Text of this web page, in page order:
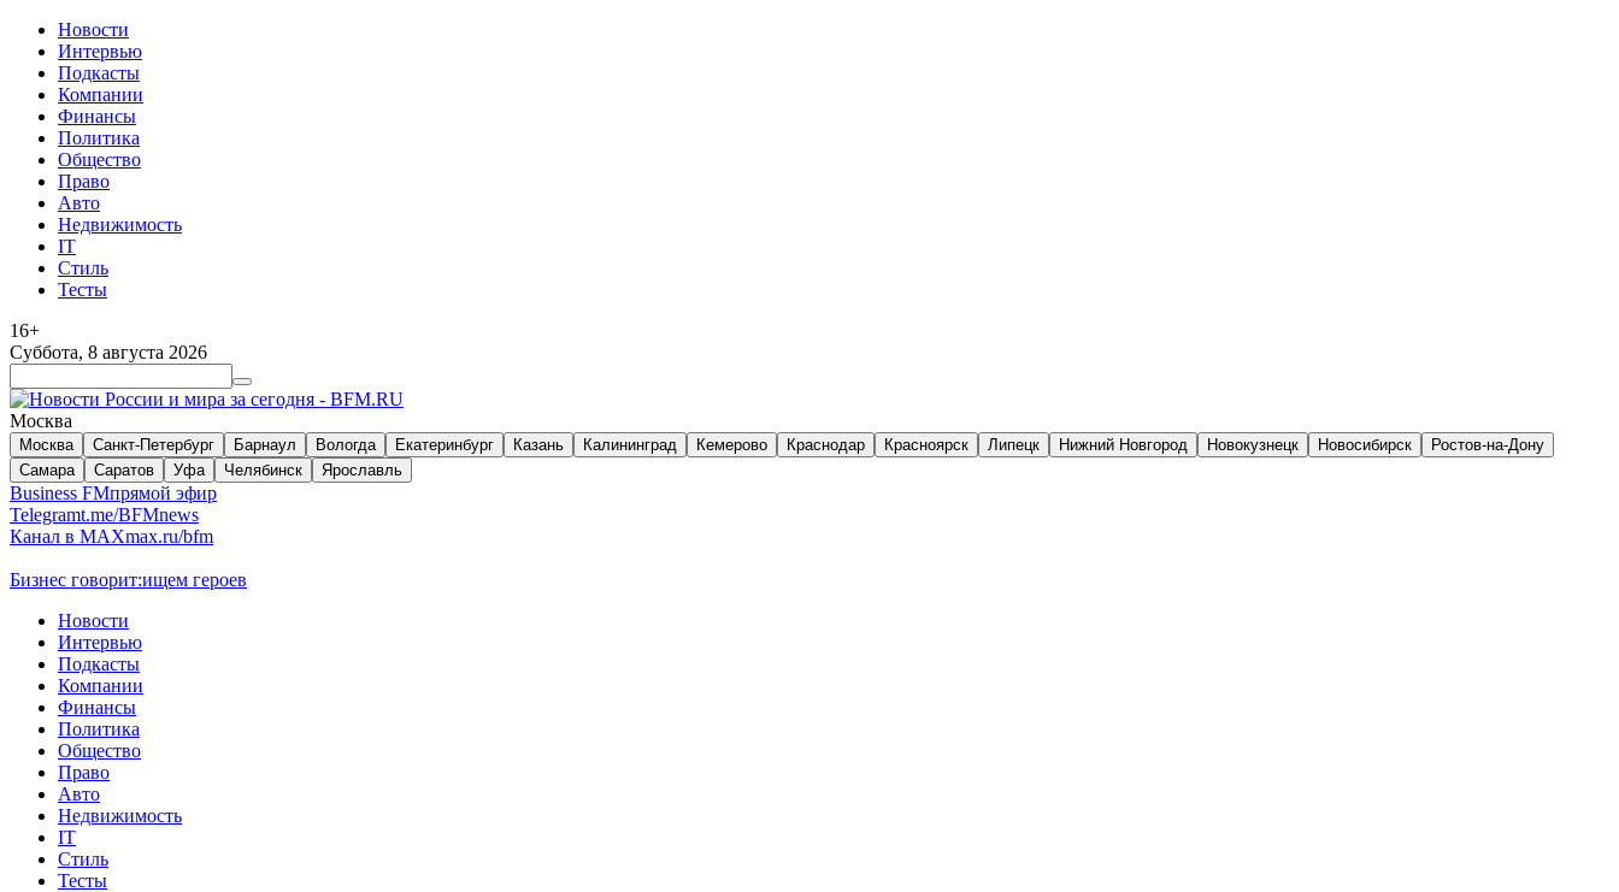
Новости
Интервью
Подкасты
Компании
Финансы
Политика
Общество
Право
Авто
Недвижимость
IT
Стиль
Тесты
16+
Суббота, 8 августа 2026
Москва
Москва Санкт-Петербург Барнаул Вологда Екатеринбург Казань Калининград Кемерово Краснодар Красноярск Липецк Нижний Новгород Новокузнецк Новосибирск
Ростов-на-Дону
Самара
Саратов Уфа Челябинск Ярославль
Business FMпрямой эфир
Telegramt.me/BFMnews
Канал в MAXmax.ru/bfm
Бизнес говорит:ищем героев
Новости
Интервью
Подкасты
Компании
Финансы
Политика
Общество
Право
Авто
Недвижимость
IT
Стиль
Тесты